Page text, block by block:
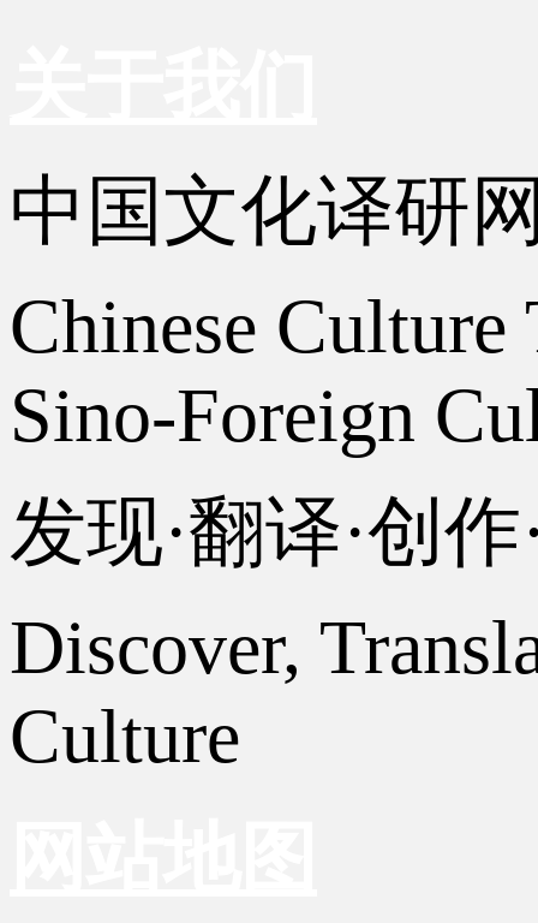
中国文化译研
Chinese
Sino-Foreign
发现·翻译·创
Discover,
Culture